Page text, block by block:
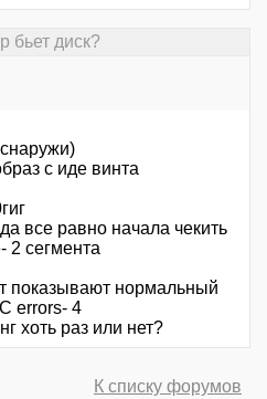
бьет диск?
с иде винта
все равно начала чекить
2 сегмента
показывают нормальный
errors- 4
хоть раз или нет?
К списку форумов